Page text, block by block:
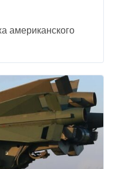
американского